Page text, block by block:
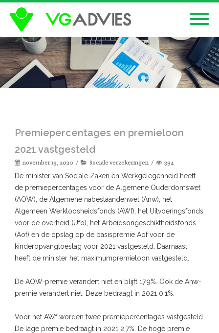
Premiepercentages en premieloon
2021 vastgesteld
november 19, 2020 Sociale verzekeringen 394
De minister van Sociale Zaken en Werkgelegenheid heeft
de premiepercentages voor de Algemene Ouderdomswet
(AOW), de Algemene nabestaandenwet (Anw), het
Algemeen Werkloosheidsfonds (AWf), het Uitvoeringsfonds
voor de overheid (Ufo), het Arbeidsongeschiktheidsfonds
(Aof) en de opslag op de basispremie Aof voor de
kinderopvangtoeslag voor 2021 vastgesteld. Daarnaast
heeft de minister het maximumpremieloon vastgesteld.
De AOW-premie verandert niet en blijft 17,9%. Ook de Anw-
premie verandert niet. Deze bedraagt in 2021 0,1%.
Voor het AWf worden twee premiepercentages vastgesteld.
De lage premie bedraagt in 2021 2,7%. De hoge premie